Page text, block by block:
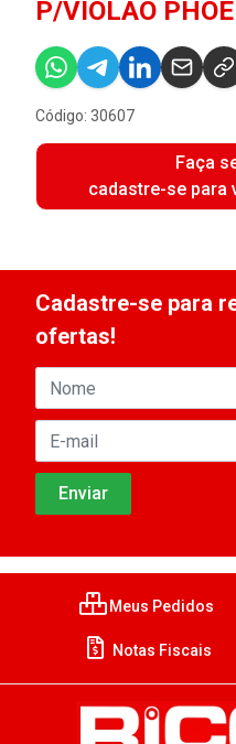
P/VIOLAO
Código: 30607
Faça
cadastre-se para
Cadastre-se para
ofertas!
Meus Pedidos
Notas Fiscais